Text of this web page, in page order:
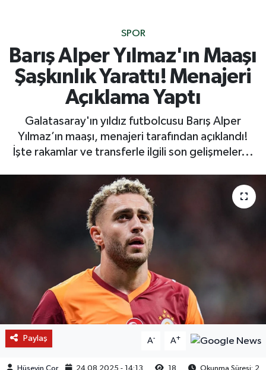
SPOR
Barış Alper Yılmaz'ın Maaşı
Şaşkınlık Yarattı! Menajeri
Açıklama Yaptı
Galatasaray'ın yıldız futbolcusu Barış Alper
Yılmaz’ın maaşı, menajeri tarafından açıklandı!
İşte rakamlar ve transferle ilgili son gelişmeler...
Paylaş A- A+
Hüseyin Çor 24.08.2025 - 14:13 18
Okunma Süresi: 2